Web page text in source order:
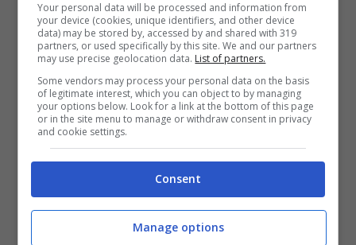
Aprilia / Aggredì il suo amico per un
debito di venti euro, condannato per
“tentato omicidio”
Your personal data will be processed and information from
your device (cookies, unique identifiers, and other device
data) may be stored by, accessed by and shared with 319
partners, or used specifically by this site. We and our partners
may use precise geolocation data. List of partners.
Some vendors may process your personal data on the basis
of legitimate interest, which you can object to by managing
your options below. Look for a link at the bottom of this page
or in the site menu to manage or withdraw consent in privacy
and cookie settings.
Consent
Manage options